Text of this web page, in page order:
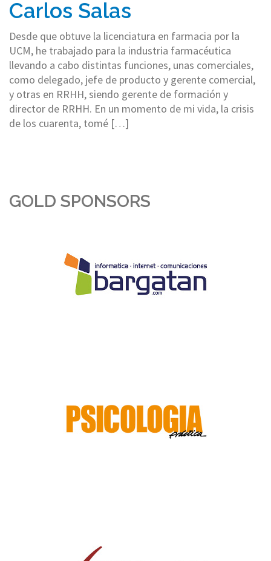
Carlos Salas
Desde que obtuve la licenciatura en farmacia por la
UCM, he trabajado para la industria farmacéutica
llevando a cabo distintas funciones, unas comerciales,
como delegado, jefe de producto y gerente comercial,
y otras en RRHH, siendo gerente de formación y
director de RRHH. En un momento de mi vida, la crisis
de los cuarenta, tomé […]
GOLD SPONSORS